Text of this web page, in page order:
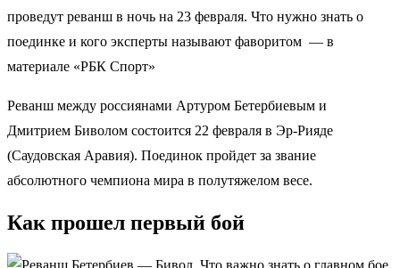
проведут реванш в ночь на 23 февраля. Что нужно знать о
поединке и кого эксперты называют фаворитом — в
материале «РБК Спорт»
Реванш между россиянами Артуром Бетербиевым и
Дмитрием Биволом состоится 22 февраля в Эр-Рияде
(Саудовская Аравия). Поединок пройдет за звание
абсолютного чемпиона мира в полутяжелом весе.
Как прошел первый бой